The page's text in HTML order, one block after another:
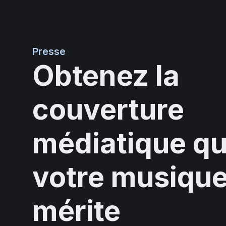
Presse
Obtenez la
couverture
médiatique
votre
mérite